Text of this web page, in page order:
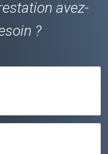
avez-
?